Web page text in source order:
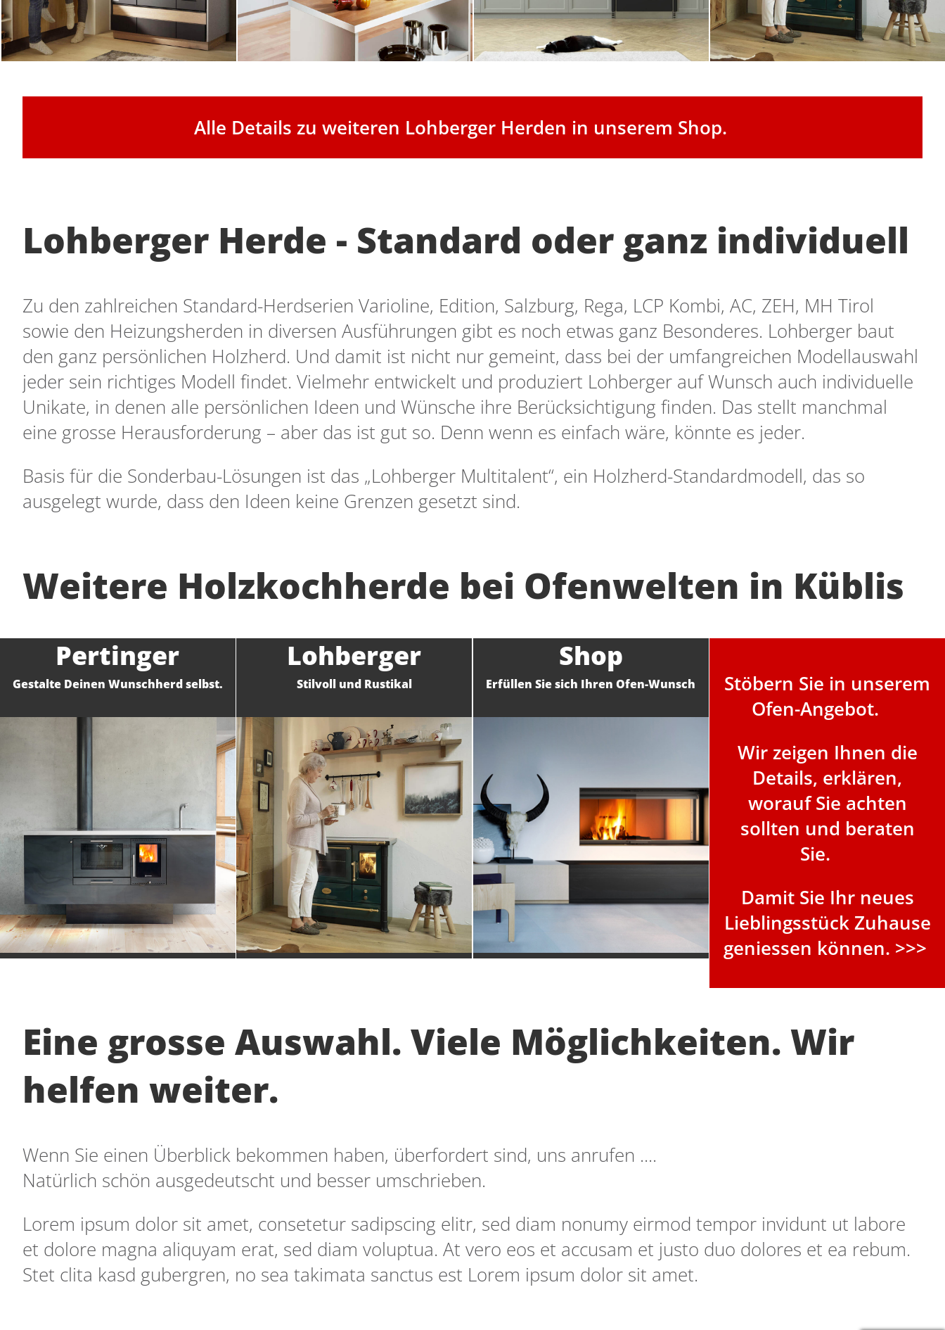
Alle Details zu weiteren Lohberger Herden in unserem Shop.
Lohberger Herde - Standard oder ganz individuell
Zu den zahlreichen Standard-Herdserien Varioline, Edition, Salzburg, Rega, LCP Kombi, AC, ZEH, MH Tirol
sowie den Heizungsherden in diversen Ausführungen gibt es noch etwas ganz Besonderes. Lohberger baut
den ganz persönlichen Holzherd. Und damit ist nicht nur gemeint, dass bei der umfangreichen Modellauswahl
jeder sein richtiges Modell findet. Vielmehr entwickelt und produziert Lohberger auf Wunsch auch individuelle
Unikate, in denen alle persönlichen Ideen und Wünsche ihre Berücksichtigung finden. Das stellt manchmal
eine grosse Herausforderung – aber das ist gut so. Denn wenn es einfach wäre, könnte es jeder.
Basis für die Sonderbau-Lösungen ist das „Lohberger Multitalent“, ein Holzherd-Standardmodell, das so
ausgelegt wurde, dass den Ideen keine Grenzen gesetzt sind.
Weitere Holzkochherde bei Ofenwelten in Küblis
Pertinger
Gestalte Deinen Wunschherd selbst.
Lohberger
Stilvoll und Rustikal
Shop
Erfüllen Sie sich Ihren Ofen-Wunsch
Stöbern Sie in unserem
Ofen-Angebot.
Wir zeigen Ihnen die
Details, erklären,
worauf Sie achten
sollten und beraten
Sie.
Damit Sie Ihr neues
Lieblingsstück Zuhause
geniessen können. >>>
Eine grosse Auswahl. Viele Möglichkeiten. Wir
helfen weiter.
Wenn Sie einen Überblick bekommen haben, überfordert sind, uns anrufen ....
Natürlich schön ausgedeutscht und besser umschrieben.
Lorem ipsum dolor sit amet, consetetur sadipscing elitr, sed diam nonumy eirmod tempor invidunt ut labore
et dolore magna aliquyam erat, sed diam voluptua. At vero eos et accusam et justo duo dolores et ea rebum.
Stet clita kasd gubergren, no sea takimata sanctus est Lorem ipsum dolor sit amet.